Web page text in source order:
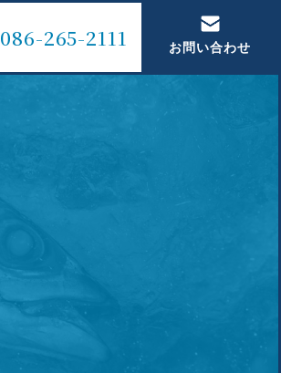
086-265-2111 お問い合わせ